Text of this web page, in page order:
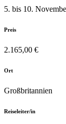
5. bis 10.
Preis
2.165,00 €
Ort
Großbritannien
Reiseleiter/in